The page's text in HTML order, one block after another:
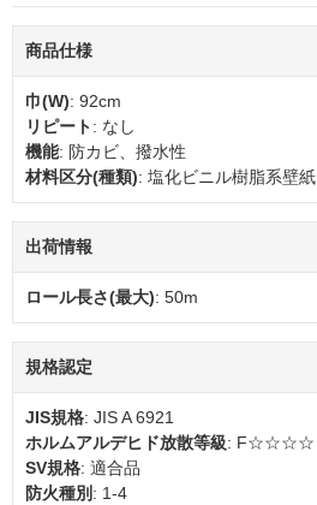
商品仕様
巾(W): 92cm
リピート: なし
機能: 防カビ、撥水性
材料区分(種類): 塩化ビニル樹脂系壁紙
出荷情報
ロール長さ(最大): 50m
規格認定
JIS規格: JIS A 6921
ホルムアルデヒド放散等級: F☆☆☆☆
SV規格: 適合品
防火種別 : 1-4